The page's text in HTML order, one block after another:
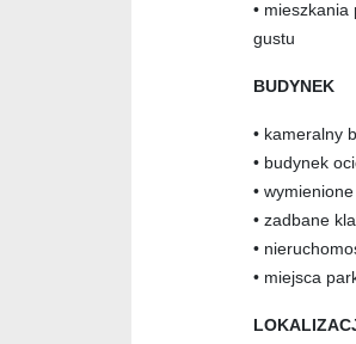
•
gustu
BUDYNEK
• kameralny
• budynek
•
• zadbane
• nieruchomo
• miejsca